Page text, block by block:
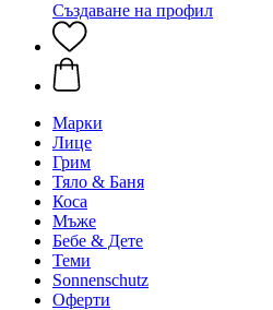
Създаване на профил
Марки
Лице
Грим
Тяло & Баня
Коса
Мъже
Бебе & Дете
Теми
Sonnenschutz
Оферти